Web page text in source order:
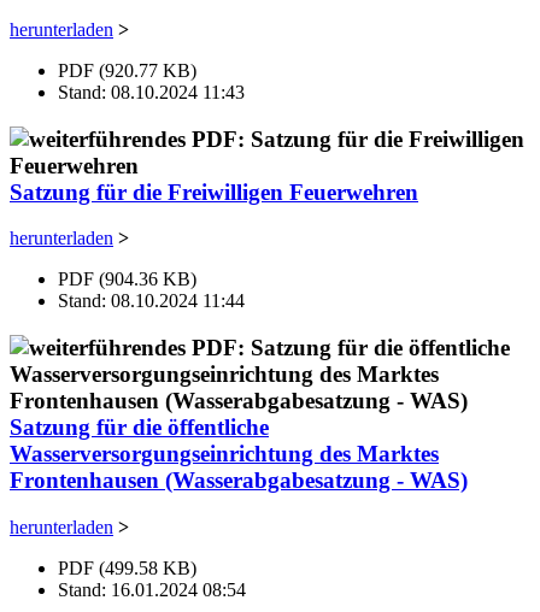
herunterladen >
PDF (920.77 KB)
Stand: 08.10.2024 11:43
Satzung für die Freiwilligen Feuerwehren
herunterladen >
PDF (904.36 KB)
Stand: 08.10.2024 11:44
Satzung für die öffentliche
Wasserversorgungseinrichtung des Marktes
Frontenhausen (Wasserabgabesatzung - WAS)
herunterladen >
PDF (499.58 KB)
Stand: 16.01.2024 08:54